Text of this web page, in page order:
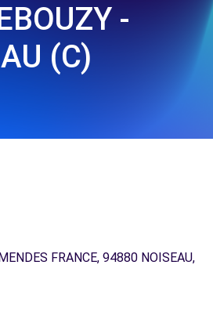
-
(C)
FRANCE, 94880 NOISEAU,